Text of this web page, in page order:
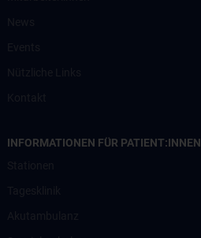
INFORMATIONEN FÜR PATIENT:INNEN